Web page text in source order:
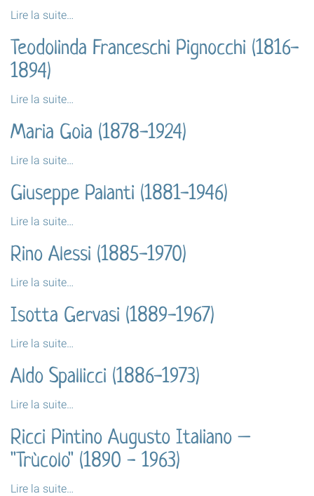
-L'Abbé
Antonio
Zanoni
(m.
1786)
Lire la suite…
Teodolinda Franceschi Pignocchi (1816-
1894)
Teodolinda
Pignocchi
1894)
-
Lire la suite…
Maria Goia (1878-1924)
Maria
(1878-
-
Lire la suite…
Giuseppe Palanti (1881-1946)
Giuseppe
(1881-
-
Lire la suite…
Rino Alessi (1885-1970)
Rino
(1885-
-
Lire la suite…
Isotta Gervasi (1889-1967)
Isotta
(1889-
-
Lire la suite…
Aldo Spallicci (1886-1973)
Aldo
(1886-
1973)
Lire la suite…
Ricci Pintino Augusto Italiano –
"Trùcolo" (1890 - 1963)
Ricci
Lire la suite…